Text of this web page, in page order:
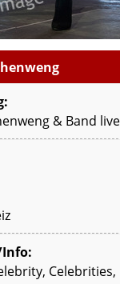
& Band